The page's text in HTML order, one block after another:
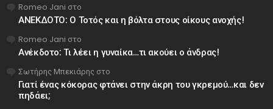
Romeo Jani στο
ΑΝΕΚΔΟΤΟ: Ο Τοτός και η βόλτα στους οίκους ανοχής!
Romeo Jani στο
Ανέκδοτο: Τι λέει η γυναίκα…τι ακούει ο άνδρας!
Σωτήρης Μπεκιάρης στο
Γιατί ένας κόκορας φτάνει στην άκρη του γκρεμού…και δεν
πηδάει;